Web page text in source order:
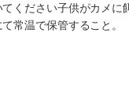
ください子供がカメに
常温で保管すること。